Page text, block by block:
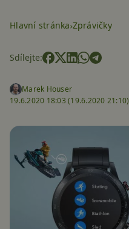
Hlavní stránka Zprávičky
Sdílejte:
Marek Houser
19.6.2020 18:03 (19.6.2020 21:10)